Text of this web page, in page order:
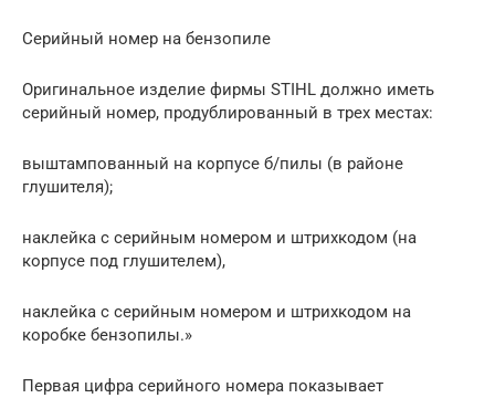
Серийный номер на бензопиле
Оригинальное изделие фирмы STIHL должно иметь
серийный номер, продублированный в трех местах:
выштампованный на корпусе б/пилы (в районе
глушителя);
наклейка с серийным номером и штрихкодом (на
корпусе под глушителем),
наклейка с серийным номером и штрихкодом на
коробке бензопилы.»
Первая цифра серийного номера показывает